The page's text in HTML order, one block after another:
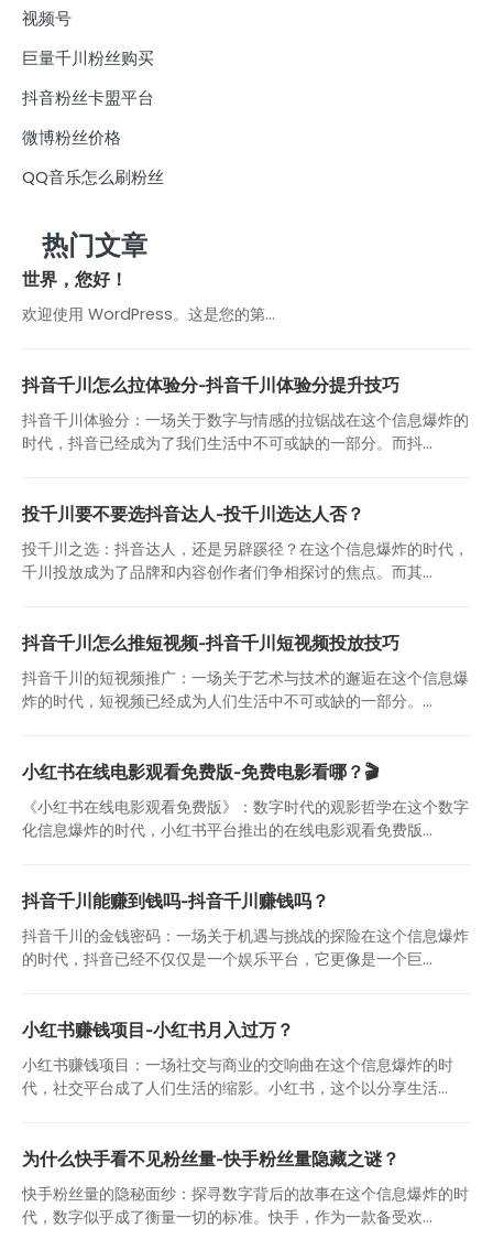
视频号
巨量千川粉丝购买
抖音粉丝卡盟平台
微博粉丝价格
QQ音乐怎么刷粉丝
热门文章
世界，您好！
欢迎使用 WordPress。这是您的第…
抖音千川怎么拉体验分-抖音千川体验分提升技巧
抖音千川体验分：一场关于数字与情感的拉锯战在这个信息爆炸的
时代，抖音已经成为了我们生活中不可或缺的一部分。而抖...
投千川要不要选抖音达人-投千川选达人否？
投千川之选：抖音达人，还是另辟蹊径？在这个信息爆炸的时代，
千川投放成为了品牌和内容创作者们争相探讨的焦点。而其...
抖音千川怎么推短视频-抖音千川短视频投放技巧
抖音千川的短视频推广：一场关于艺术与技术的邂逅在这个信息爆
炸的时代，短视频已经成为人们生活中不可或缺的一部分。...
小红书在线电影观看免费版-免费电影看哪？🎬
《小红书在线电影观看免费版》：数字时代的观影哲学在这个数字
化信息爆炸的时代，小红书平台推出的在线电影观看免费版...
抖音千川能赚到钱吗-抖音千川赚钱吗？
抖音千川的金钱密码：一场关于机遇与挑战的探险在这个信息爆炸
的时代，抖音已经不仅仅是一个娱乐平台，它更像是一个巨...
小红书赚钱项目-小红书月入过万？
小红书赚钱项目：一场社交与商业的交响曲在这个信息爆炸的时
代，社交平台成了人们生活的缩影。小红书，这个以分享生活...
为什么快手看不见粉丝量-快手粉丝量隐藏之谜？
快手粉丝量的隐秘面纱：探寻数字背后的故事在这个信息爆炸的时
代，数字似乎成了衡量一切的标准。快手，作为一款备受欢...